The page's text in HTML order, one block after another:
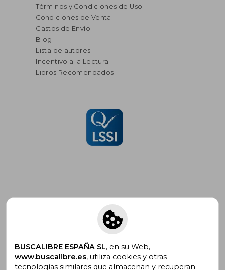
Términos y Condiciones de Uso
Condiciones de Venta
Gastos de Envío
Blog
Lista de autores
Incentivo a la Lectura
Libros Recomendados
Suscríbete para recibir ofertas y
promociones
BUSCALIBRE ESPAÑA SL, en su Web,
www.buscalibre.es, utiliza cookies y otras
tecnologías similares que almacenan y recuperan